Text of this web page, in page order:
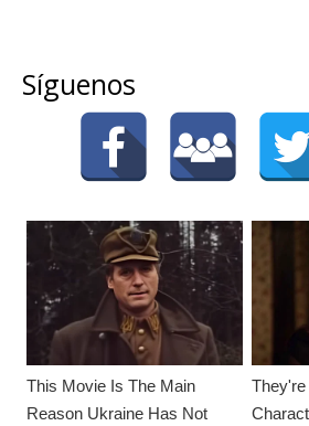
Síguenos